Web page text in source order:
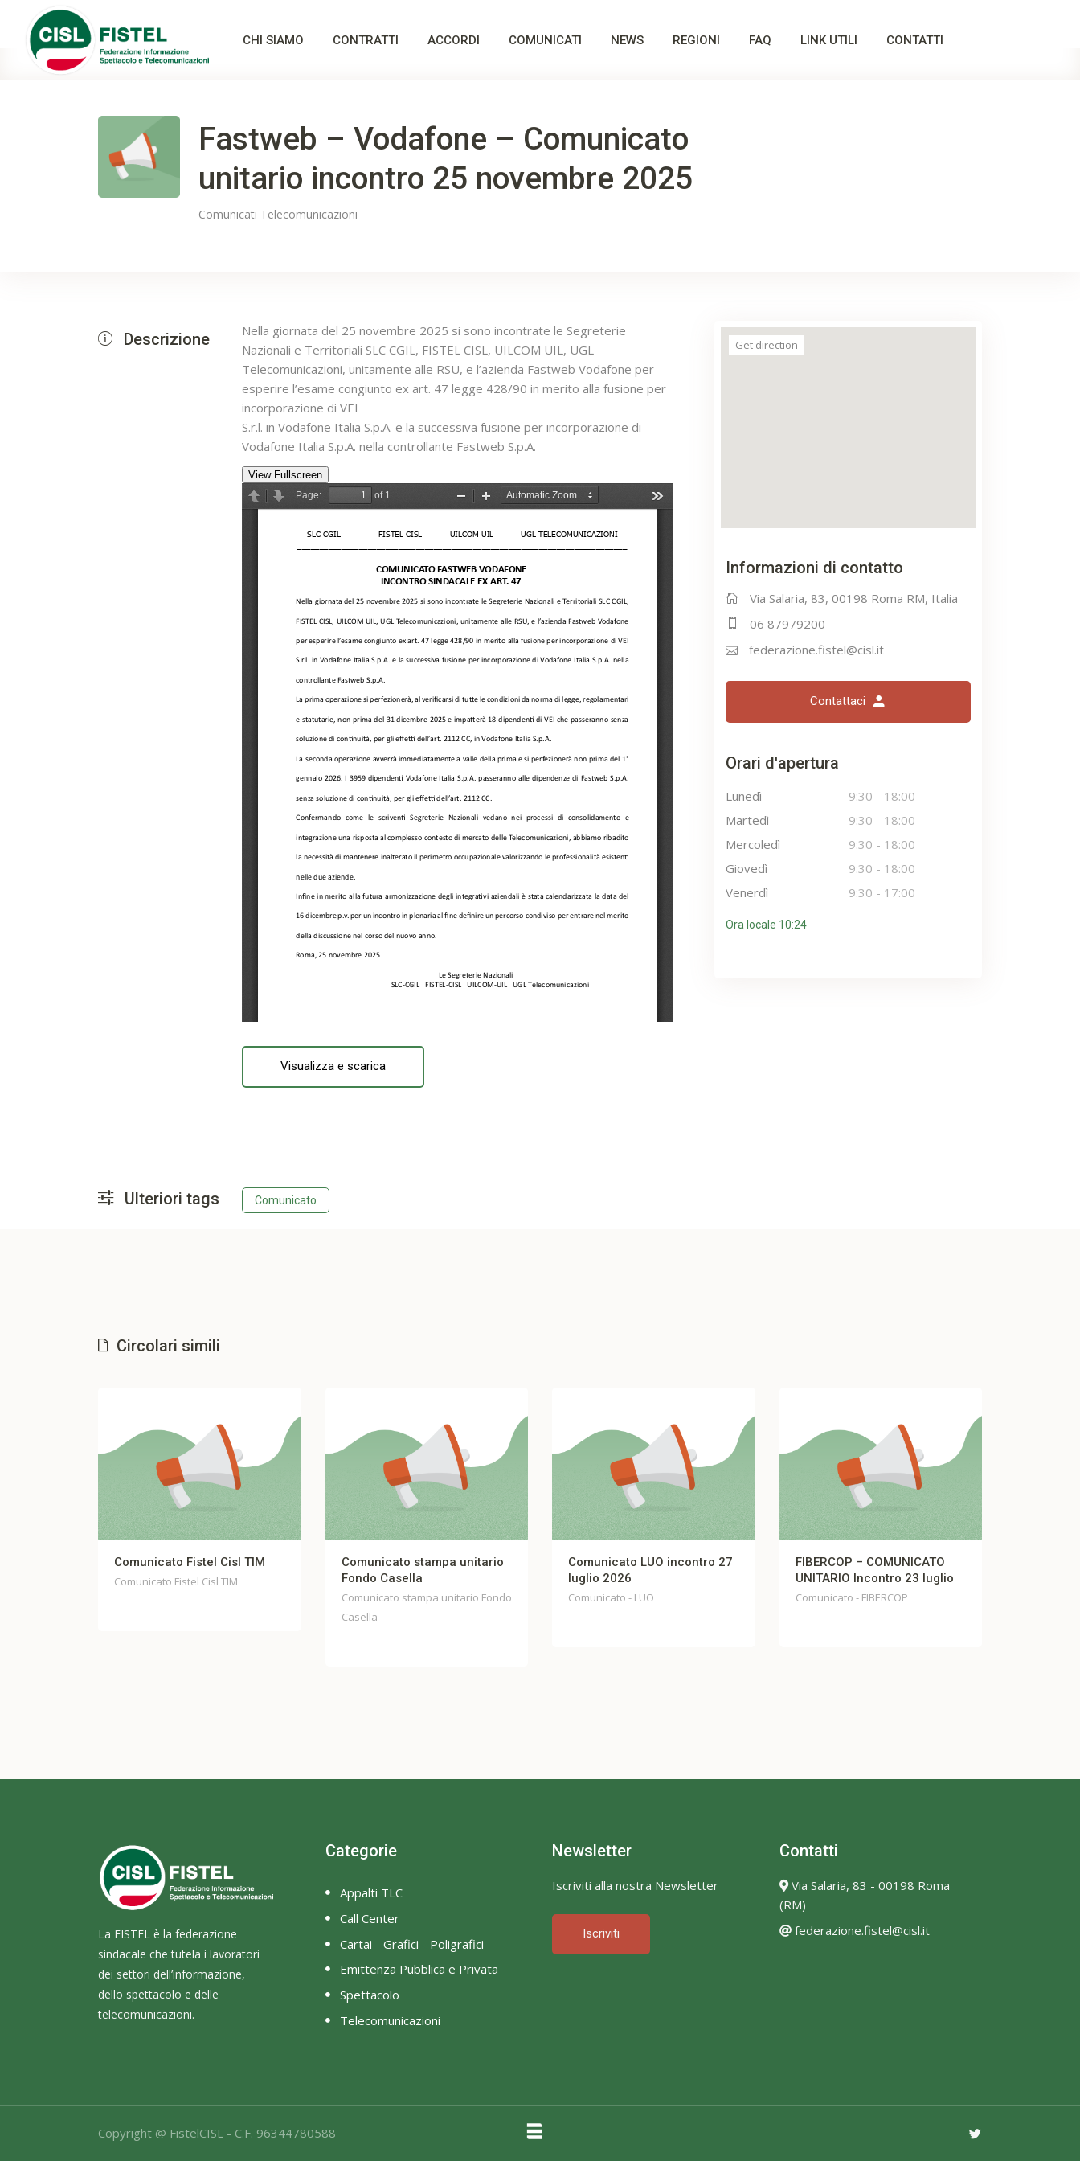
CHI SIAMO CONTRATTI ACCORDI COMUNICATI NEWS REGIONI FAQ LINK UTILI CONTATTI
Fastweb – Vodafone – Comunicato
unitario incontro 25 novembre 2025
Comunicati Telecomunicazioni
Descrizione
Nella giornata del 25 novembre 2025 si sono incontrate le Segreterie
Nazionali e Territoriali SLC CGIL, FISTEL CISL, UILCOM UIL, UGL
Telecomunicazioni, unitamente alle RSU, e l’azienda Fastweb Vodafone per
esperire l’esame congiunto ex art. 47 legge 428/90 in merito alla fusione per
incorporazione di VEI
S.r.l. in Vodafone Italia S.p.A. e la successiva fusione per incorporazione di
Vodafone Italia S.p.A. nella controllante Fastweb S.p.A.
View Fullscreen
Visualizza e scarica
Ulteriori tags Comunicato
Get direction
Informazioni di contatto
Via Salaria, 83, 00198 Roma RM, Italia
06 87979200
federazione.fistel@cisl.it
Contattaci
Orari d'apertura
Lunedì 9:30 - 18:00
Martedì
9:30 - 18:00
Mercoledì
9:30 - 18:00
Giovedì
9:30 - 18:00
Venerdì
9:30 - 17:00
Ora locale 10:24
Circolari simili
Comunicato Fistel Cisl TIM
Comunicato Fistel Cisl TIM
Comunicato stampa unitario
Fondo Casella
Comunicato stampa unitario Fondo
Casella
Comunicato LUO incontro 27
luglio 2026
Comunicato - LUO
FIBERCOP – COMUNICATO
UNITARIO Incontro 23 luglio
Comunicato - FIBERCOP
La FISTEL è la federazione
sindacale che tutela i lavoratori
dei settori dell’informazione,
dello spettacolo e delle
telecomunicazioni.
Categorie
Appalti TLC
Call Center
Cartai - Grafici - Poligrafici
Emittenza Pubblica e Privata
Spettacolo
Telecomunicazioni
Newsletter
Iscriviti alla nostra Newsletter
Iscriviti
Contatti
Via Salaria, 83 - 00198 Roma
(RM)
federazione.fistel@cisl.it
Copyright @ FistelCISL - C.F. 96344780588